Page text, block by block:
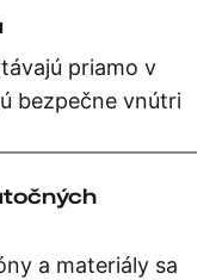
priamo v
bezpečne vnútri
a materiály sa